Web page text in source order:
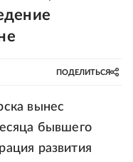
ПОДЕЛИТЬСЯ
вынес
бывшего
развития